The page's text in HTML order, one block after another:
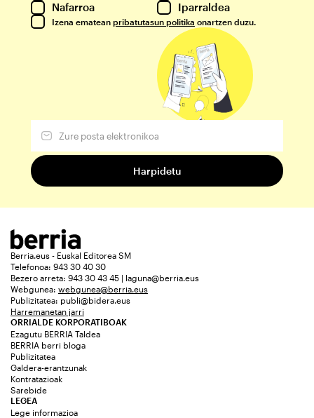
Nafarroa
Iparraldea
Izena ematean pribatutasun politika onartzen duzu.
Berria.eus - Euskal Editorea SM
Telefonoa: 943 30 40 30
Bezero arreta: 943 30 43 45 | laguna@berria.eus
Webgunea: webgunea@berria.eus
Publizitatea: publi@bidera.eus
Harremanetan jarri
ORRIALDE KORPORATIBOAK
Ezagutu BERRIA Taldea
BERRIA berri bloga
Publizitatea
Galdera-erantzunak
Kontratazioak
Sarebide
LEGEA
Lege informazioa